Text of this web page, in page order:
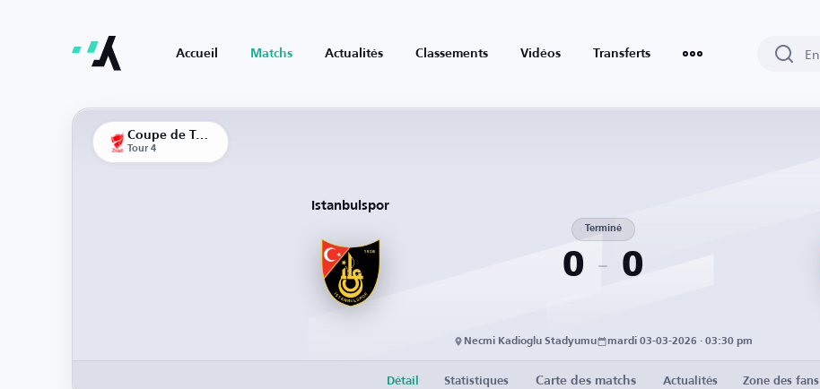
Accueil Matchs Actualités Classements Vidéos Transferts
Coupe de Turquie
Tour 4
Istanbulspor
0
Terminé
0
Necmi Kadioglu Stadyumu mardi 03-03-2026 · 03:30 pm
Détail Statistiques Carte des matchs Actualités Zone des fans